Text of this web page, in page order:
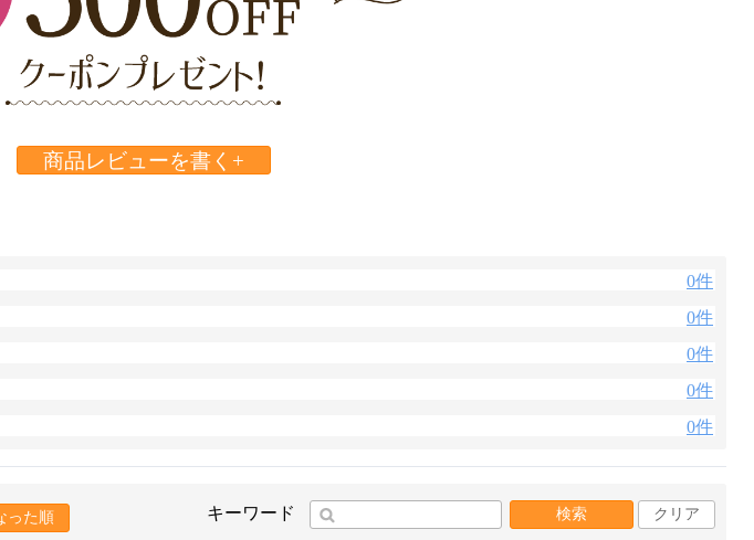
商品レビューを書く+
0件
0件
0件
0件
0件
った順 キーワード 検索 クリア